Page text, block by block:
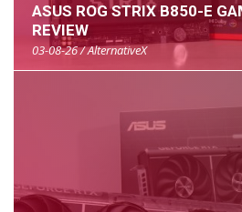
ASUS ROG STRIX B850-E
REVIEW
03-08-26 / AlternativeX